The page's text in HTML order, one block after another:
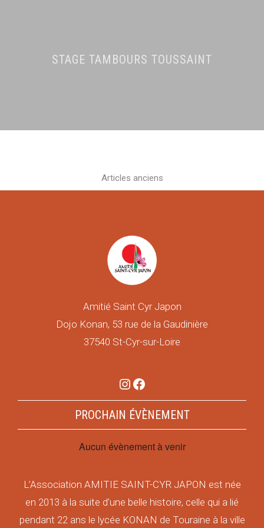
STAGE TAMBOURS TOUSSAINT
Articles anciens
Amitié Saint Cyr Japon
Dojo Konan, 53 rue de la Gaudinière
37540 St-Cyr-sur-Loire
InstagramFacebook
L’Association AMITIE SAINT-CYR JAPON est née
en 2013 à la suite d’une belle histoire, celle qui a lié
pendant 22 ans le lycée KONAN de Touraine à la ville
PROCHAIN ÉVÈNEMENT
Aucun évènement à venir